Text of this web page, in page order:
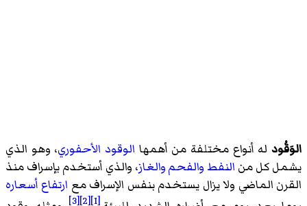
الوَقُودله أنواع مختلفة من أهمها الوقود الأحفوري، وهو الذي
يشمل كل من النفط والفحموالغاز، والذي أستخدم بإسراف منذ
القرن الماضي ولا يزال يستخدم بنفس الإسراف مع ارتفاع أسعاره
[1]
[2]
[3]